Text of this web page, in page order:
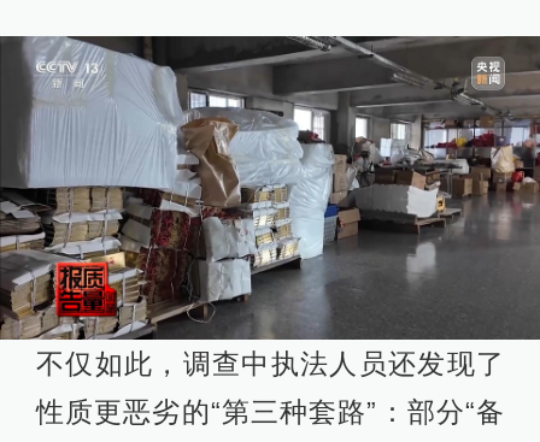
不仅如此，调查中执法人员还发现了
性质更恶劣的“第三种套路”：部分“备